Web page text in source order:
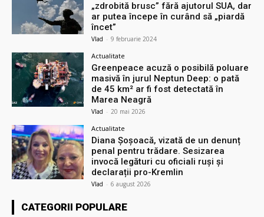
„zdrobită brusc” fără ajutorul SUA, dar
ar putea începe în curând să „piardă
încet”
Vlad - 9 februarie 2024
Actualitate
Greenpeace acuză o posibilă poluare
masivă în jurul Neptun Deep: o pată
de 45 km² ar fi fost detectată în
Marea Neagră
Vlad - 20 mai 2026
Actualitate
Diana Șoșoacă, vizată de un denunț
penal pentru trădare. Sesizarea
invocă legături cu oficiali ruși și
declarații pro-Kremlin
Vlad - 6 august 2026
CATEGORII POPULARE